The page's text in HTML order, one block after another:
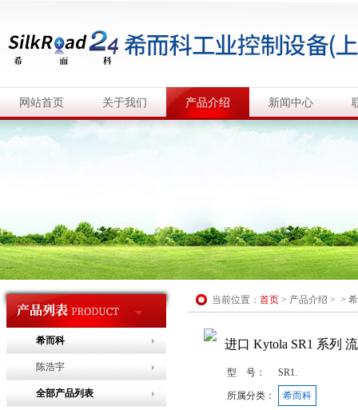
网站首页 关于我们 产品介绍 新闻中心
希而科
陈浩宇
全部产品列表
当前位置： 首页 > 产品介绍 > >
进口 Kytola SR1 系列
型 号： SR1.
所属分类： 希而科